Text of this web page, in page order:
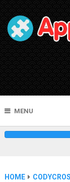
MENU
HOME